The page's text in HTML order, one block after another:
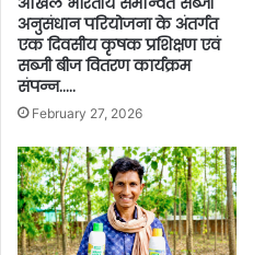
अनुसंधान परियोजना के अंतर्गत
एक दिवसीय कृषक प्रशिक्षण एवं
सब्जी बीज वितरण कार्यक्रम
संपन्न…..
February 27, 2026